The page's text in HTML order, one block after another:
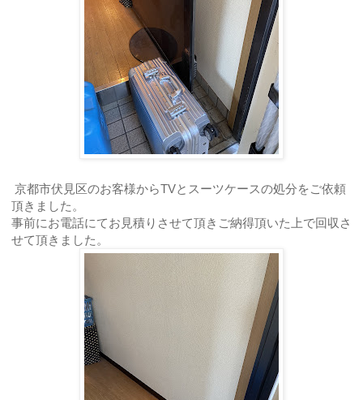
京都市伏見区のお客様からTVとスーツケースの処分をご依頼
頂きました。
事前にお電話にてお見積りさせて頂きご納得頂いた上で回収さ
せて頂きました。